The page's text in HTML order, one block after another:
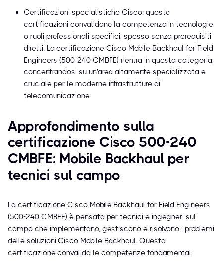
Certificazioni specialistiche Cisco: queste
certificazioni convalidano la competenza in tecnologie
o ruoli professionali specifici, spesso senza prerequisiti
diretti. La certificazione Cisco Mobile Backhaul for Field
Engineers (500-240 CMBFE) rientra in questa categoria,
concentrandosi su un'area altamente specializzata e
cruciale per le moderne infrastrutture di
telecomunicazione.
Approfondimento sulla
certificazione Cisco 500-240
CMBFE: Mobile Backhaul per
tecnici sul campo
La certificazione Cisco Mobile Backhaul for Field Engineers
(500-240 CMBFE) è pensata per tecnici e ingegneri sul
campo che implementano, gestiscono e risolvono i problemi
delle soluzioni Cisco Mobile Backhaul. Questa
certificazione convalida le competenze fondamentali